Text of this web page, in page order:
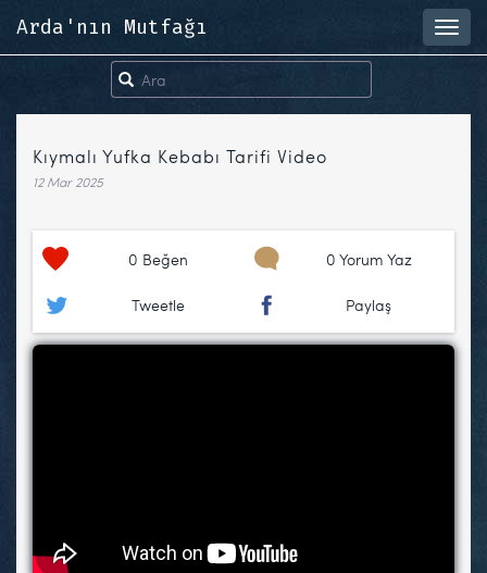
Arda'nın Mutfağı
Kıymalı Yufka Kebabı Tarifi Video
12 Mar 2025
0 Beğen 0 Yorum Yaz
Tweetle Paylaş